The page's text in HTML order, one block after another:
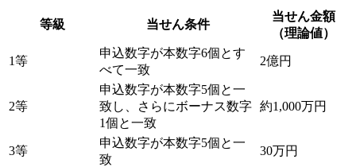
等級 当せん条件
当せん金額
（理論値）
1等
申込数字が本数字6個とす
べて一致
2億円
2等
申込数字が本数字5個と一
致し、さらにボーナス数字
1個と一致
約1,000万円
3等
申込数字が本数字5個と一
致
30万円